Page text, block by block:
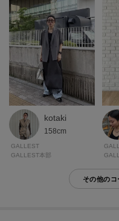
気になるアイテムは【お気に入り
気になるアイテムのページにあ
加できます。
登録すると、再入荷通知やお値
マイページにてお気に入り一覧も
＊＊＊＊＊＊＊＊＊＊＊＊＊＊
※照明の関係により、実際よりも
た、パソコン・スマートフォン
が異なる場合もございます。
kotaki
158cm
GALLEST
GALLEST本部
その他の